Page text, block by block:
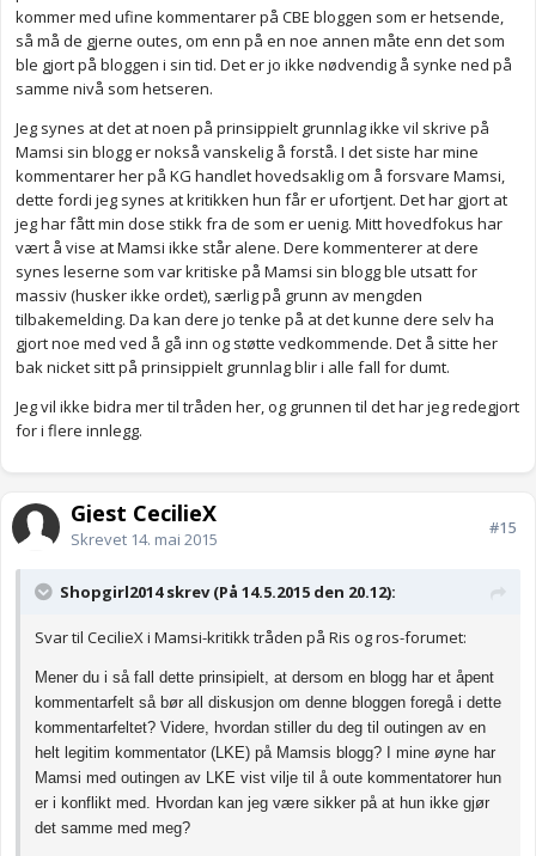
kommer med ufine kommentarer på CBE bloggen som er hetsende,
så må de gjerne outes, om enn på en noe annen måte enn det som
ble gjort på bloggen i sin tid. Det er jo ikke nødvendig å synke ned på
samme nivå som hetseren.
Jeg synes at det at noen på prinsippielt grunnlag ikke vil skrive på
Mamsi sin blogg er nokså vanskelig å forstå. I det siste har mine
kommentarer her på KG handlet hovedsaklig om å forsvare Mamsi,
dette fordi jeg synes at kritikken hun får er ufortjent. Det har gjort at
jeg har fått min dose stikk fra de som er uenig. Mitt hovedfokus har
vært å vise at Mamsi ikke står alene. Dere kommenterer at dere
synes leserne som var kritiske på Mamsi sin blogg ble utsatt for
massiv (husker ikke ordet), særlig på grunn av mengden
tilbakemelding. Da kan dere jo tenke på at det kunne dere selv ha
gjort noe med ved å gå inn og støtte vedkommende. Det å sitte her
bak nicket sitt på prinsippielt grunnlag blir i alle fall for dumt.
Jeg vil ikke bidra mer til tråden her, og grunnen til det har jeg redegjort
for i flere innlegg.
Gjest CecilieX
Skrevet 14. mai 2015
#15
Shopgirl2014 skrev (På 14.5.2015 den 20.12):
Svar til CecilieX i Mamsi-kritikk tråden på Ris og ros-forumet:
Mener du i så fall dette prinsipielt, at dersom en blogg har et åpent
kommentarfelt så bør all diskusjon om denne bloggen foregå i dette
kommentarfeltet? Videre, hvordan stiller du deg til outingen av en
helt legitim kommentator (LKE) på Mamsis blogg? I mine øyne har
Mamsi med outingen av LKE vist vilje til å oute kommentatorer hun
er i konflikt med. Hvordan kan jeg være sikker på at hun ikke gjør
det samme med meg?